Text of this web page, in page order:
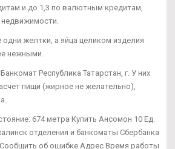
и до 1,3 по валютным кредитам,
одни желтки, а яйца целиком изделия
нежными.
Республика Татарстан, г. У них
пищи (жирное не желательно),
674 метра Купить Ансомон 10 Ед.
отделения и банкоматы Сбербанка
об ошибке Адрес Время работы